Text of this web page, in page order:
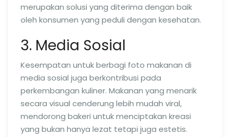
merupakan solusi yang diterima dengan baik
oleh konsumen yang peduli dengan kesehatan.
3. Media Sosial
Kesempatan untuk berbagi foto makanan di
media sosial juga berkontribusi pada
perkembangan kuliner. Makanan yang menarik
secara visual cenderung lebih mudah viral,
mendorong bakeri untuk menciptakan kreasi
yang bukan hanya lezat tetapi juga estetis.